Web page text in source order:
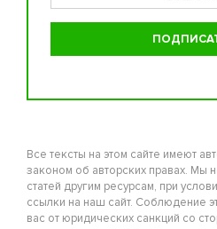
Все тексты на этом сайте имеют
законом об авторских правах. Мы
статей другим ресурсам, при
ссылки на наш сайт. Соблюдение
вас от юридических санкций со